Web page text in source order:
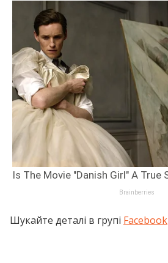
Шукайте деталі в групі Facebook